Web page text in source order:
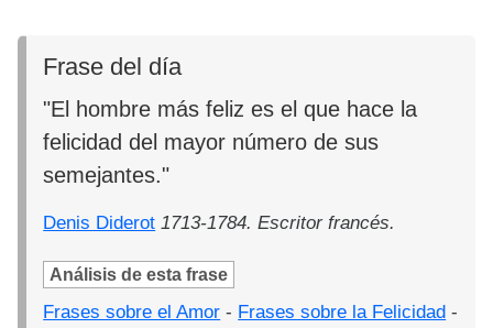
Frase del día
"El hombre más feliz es el que hace la
felicidad del mayor número de sus
semejantes."
Denis Diderot 1713-1784. Escritor francés.
Análisis de esta frase
Frases sobre el Amor - Frases sobre la Felicidad -